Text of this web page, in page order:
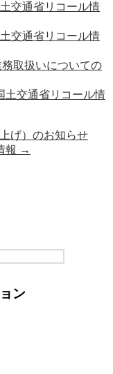
交通省リコール情
交通省リコール情
取扱いについての
土交通省リコール情
げ）のお知らせ
報 →
ン